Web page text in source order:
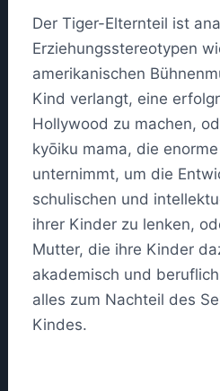
Der Tiger-Elternteil ist
Erziehungsstereotypen
amerikanischen
Kind verlangt, eine
Hollywood zu machen,
kyōiku mama, die
unternimmt, um die
schulischen und
ihrer Kinder zu lenken,
Mutter, die ihre Kinder
akademisch und
alles zum Nachteil des
Kindes.